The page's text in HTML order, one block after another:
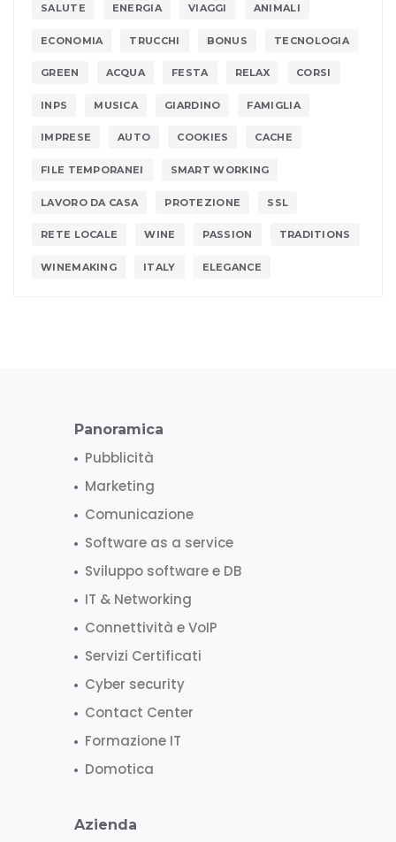
SALUTE ENERGIA VIAGGI ANIMALI
ECONOMIA TRUCCHI BONUS TECNOLOGIA
GREEN ACQUA FESTA RELAX CORSI
INPS MUSICA GIARDINO FAMIGLIA
IMPRESE AUTO COOKIES CACHE
FILE TEMPORANEI SMART WORKING
LAVORO DA CASA PROTEZIONE SSL
RETE LOCALE WINE PASSION TRADITIONS
WINEMAKING ITALY ELEGANCE
Panoramica
Pubblicità
Marketing
Comunicazione
Software as a service
Sviluppo software e DB
IT & Networking
Connettività e VoIP
Servizi Certificati
Cyber security
Contact Center
Formazione IT
Domotica
Azienda